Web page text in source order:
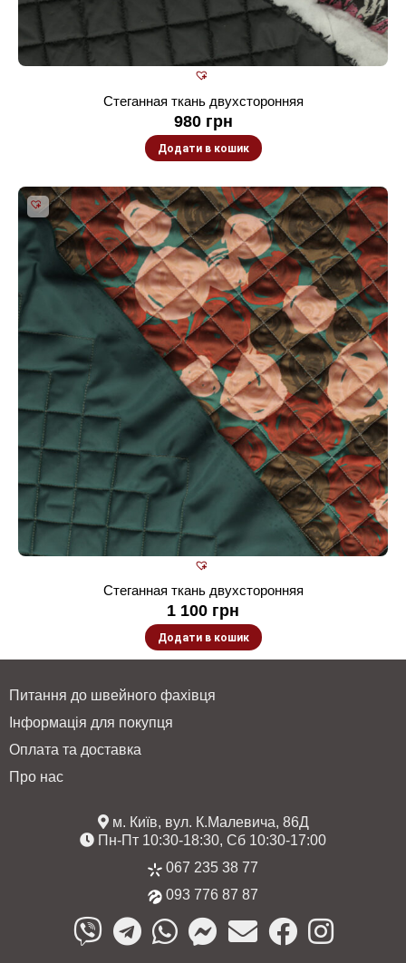
Стеганная ткань двухсторонняя
980 грн
Додати в кошик
Стеганная ткань двухсторонняя
1 100 грн
Додати в кошик
Питання до швейного фахівця
Інформація для покупця
Оплата та доставка
Про нас
м. Київ, вул. К.Малевича, 86Д
Пн-Пт 10:30-18:30, Сб 10:30-17:00
067 235 38 77
093 776 87 87